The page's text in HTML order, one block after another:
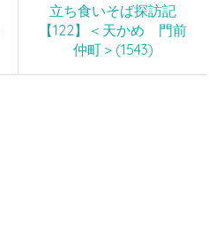
立ち食いそば探訪記
【122】＜天かめ 門前
仲町＞(1543)